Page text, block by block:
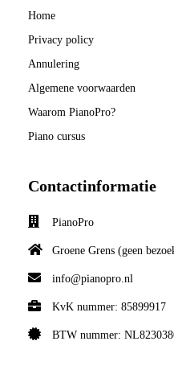
Home
Privacy policy
Annulering
Algemene voorwaarden
Waarom PianoPro?
Piano cursus
Contactinformatie
PianoPro
Groene Grens (geen
info@pianopro.nl
KvK nummer: 85899917
BTW nummer: